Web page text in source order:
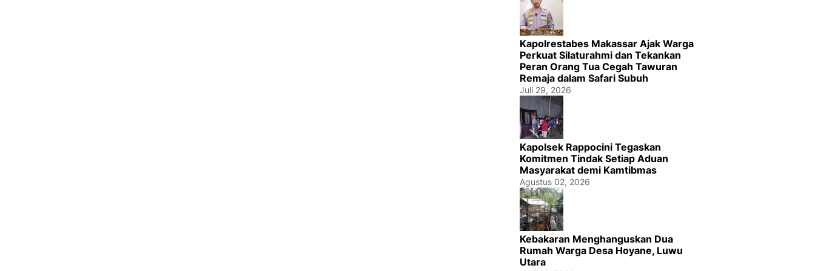
Kapolrestabes Makassar Ajak Warga
Perkuat Silaturahmi dan Tekankan
Peran Orang Tua Cegah Tawuran
Remaja dalam Safari Subuh
Juli 29, 2026
Kapolsek Rappocini Tegaskan
Komitmen Tindak Setiap Aduan
Masyarakat demi Kamtibmas
Agustus 02, 2026
Kebakaran Menghanguskan Dua
Rumah Warga Desa Hoyane, Luwu
Utara